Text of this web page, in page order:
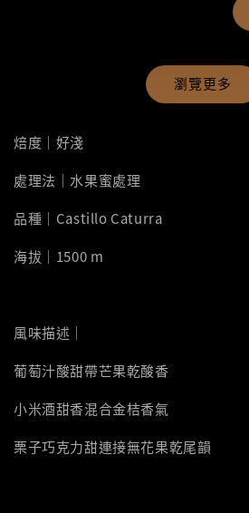
瀏覽更多
焙度｜好淺
處理法｜水果蜜處理
品種｜Castillo Caturra
海拔｜1500 m
風味描述｜
葡萄汁酸甜帶芒果乾酸香
小米酒甜香混合金桔香氣
栗子巧克力甜連接無花果乾尾韻